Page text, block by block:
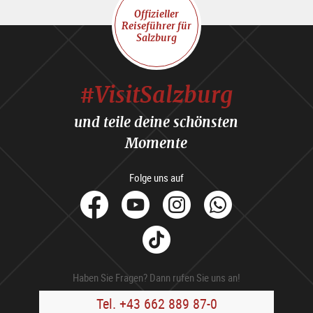
Offizieller
Reiseführer für
Salzburg
#VisitSalzburg
und teile deine schönsten
Momente
Folge uns auf
facebook
YoutubeInstagram
Tik
Tok
Haben Sie Fragen? Dann rufen Sie uns an!
Tel. +43 662 889 87-0